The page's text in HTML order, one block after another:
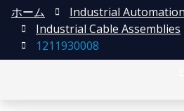
ホーム
Industrial Automation
Industrial Cable Assemblies
1211930008